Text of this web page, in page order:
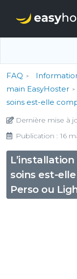
FAQ
main EasyHoster
soins est-elle
Dernière mise à
Publication : 16
soins est-
Perso ou